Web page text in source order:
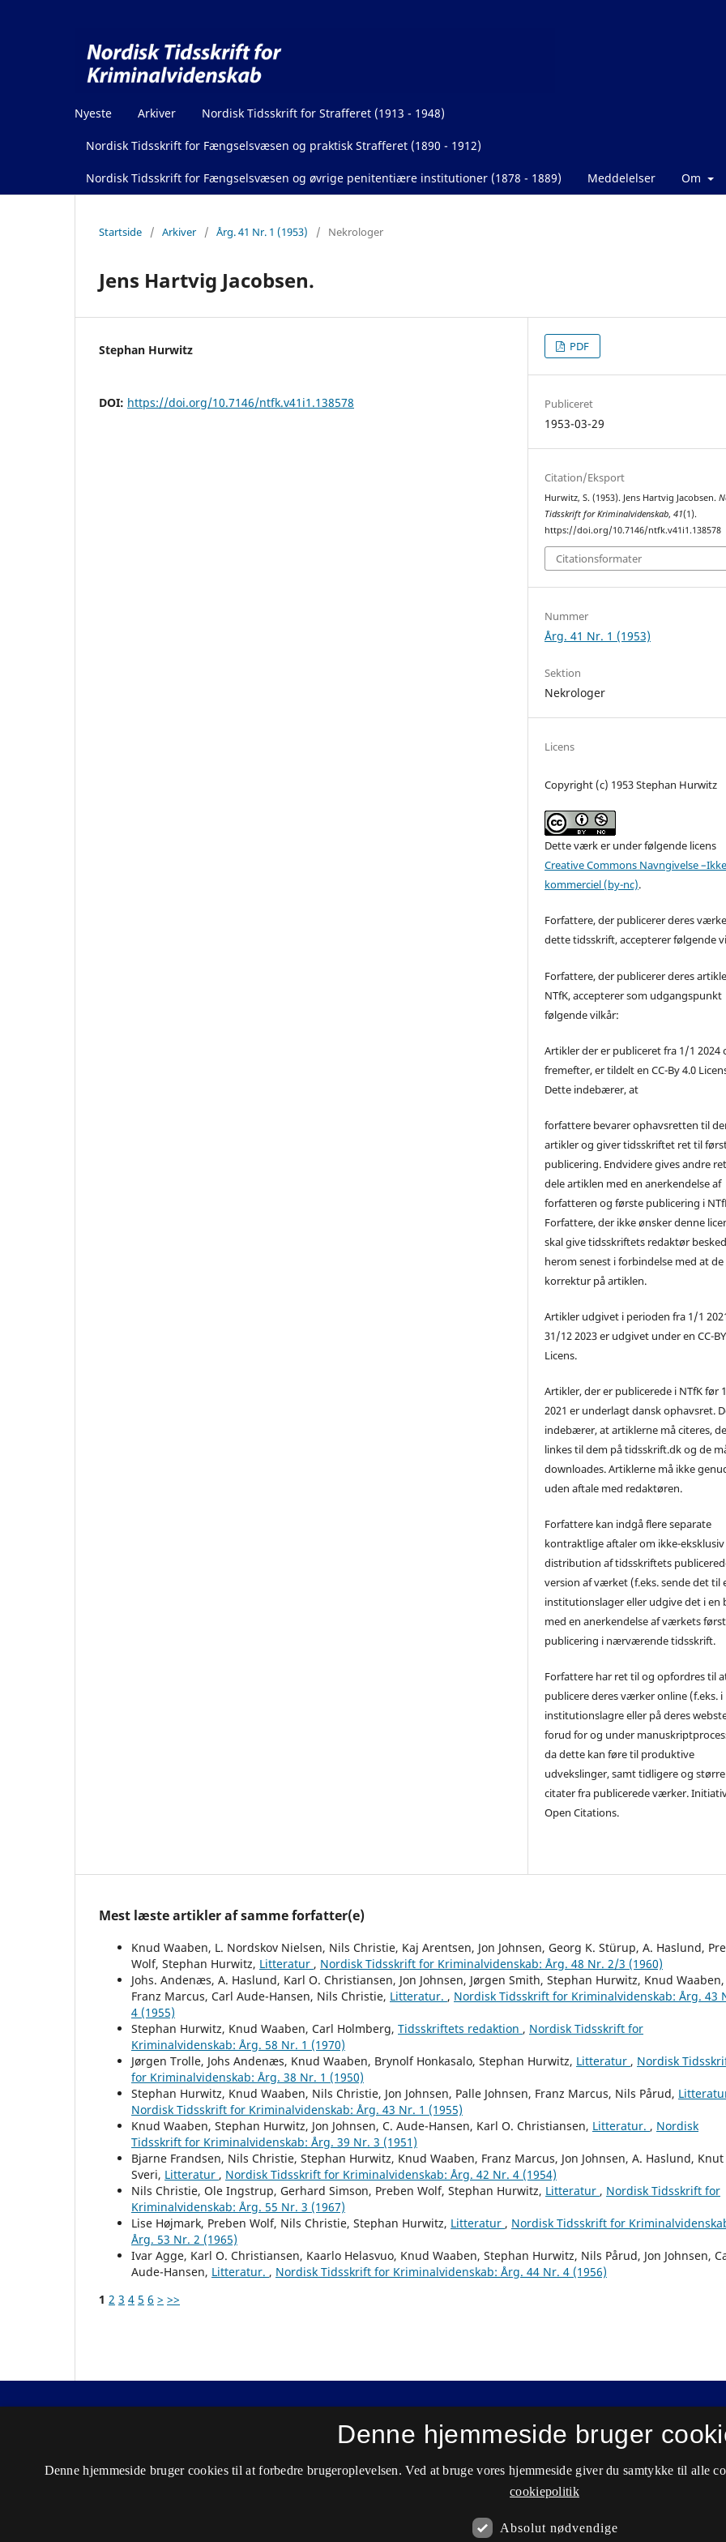
Nyeste Arkiver Nordisk Tidsskrift for Strafferet (1913 - 1948)
Nordisk Tidsskrift for Fængselsvæsen og praktisk Strafferet (1890 - 1912)
Nordisk Tidsskrift for Fængselsvæsen og øvrige penitentiære institutioner (1878 - 1889) Meddelelser Om
Startside / Arkiver / Årg. 41 Nr. 1 (1953) / Nekrologer
Jens Hartvig Jacobsen.
Stephan Hurwitz
DOI: https://doi.org/10.7146/ntfk.v41i1.138578
PDF
Publiceret
1953-03-29
Citation/Eksport
Hurwitz, S. (1953). Jens Hartvig Jacobsen.
Tidsskrift for Kriminalvidenskab,41(1).
https://doi.org/10.7146/ntfk.v41i1.138578
Citationsformater
Nummer
Årg. 41 Nr. 1 (1953)
Sektion
Nekrologer
Licens
Copyright (c) 1953 Stephan Hurwitz
Dette værk er under følgende licens
Creative Commons Navngivelse
kommerciel (by-nc).
Forfattere, der publicerer deres
dette tidsskrift, accepterer følgende
Forfattere, der publicerer deres
NTfK, accepterer som udgangspunkt
følgende vilkår:
Artikler der er publiceret fra 1/1 2024
fremefter, er tildelt en CC-By 4.0
Dette indebærer, at
forfattere bevarer ophavsretten til
artikler og giver tidsskriftet ret til
publicering. Endvidere gives andre
dele artiklen med en anerkendelse af
forfatteren og første publicering i
Forfattere, der ikke ønsker denne
skal give tidsskriftets redaktør besked
herom senest i forbindelse med at
korrektur på artiklen.
Artikler udgivet i perioden fra 1/1
31/12 2023 er udgivet under en CC-
Licens.
Artikler, der er publicerede i NTfK før
2021 er underlagt dansk ophavsret.
indebærer, at artiklerne må citeres,
linkes til dem på tidsskrift.dk og de
downloades. Artiklerne må ikke
uden aftale med redaktøren.
Forfattere kan indgå flere separate
kontraktlige aftaler om ikke-eksklusiv
distribution af tidsskriftets
version af værket (f.eks. sende det til
institutionslager eller udgive det i en
med en anerkendelse af værkets
publicering i nærværende tidsskrift.
Forfattere har ret til og opfordres til
publicere deres værker online (f.eks. i
institutionslagre eller på deres
forud for og under
da dette kan føre til produktive
udvekslinger, samt tidligere og større
citater fra publicerede værker.
Open Citations.
Mest læste artikler af samme forfatter(e)
Knud Waaben, L. Nordskov Nielsen, Nils Christie, Kaj Arentsen, Jon Johnsen, Georg K. Stürup, A. Haslund,
Wolf, Stephan Hurwitz, Litteratur , Nordisk Tidsskrift for Kriminalvidenskab: Årg. 48 Nr. 2/3 (1960)
Johs. Andenæs, A. Haslund, Karl O. Christiansen, Jon Johnsen, Jørgen Smith, Stephan Hurwitz, Knud Waaben,
Franz Marcus, Carl Aude-Hansen, Nils Christie, Litteratur. , Nordisk Tidsskrift for Kriminalvidenskab: Årg. 43
4 (1955)
Stephan Hurwitz, Knud Waaben, Carl Holmberg, Tidsskriftets redaktion , Nordisk Tidsskrift for
Kriminalvidenskab: Årg. 58 Nr. 1 (1970)
Jørgen Trolle, Johs Andenæs, Knud Waaben, Brynolf Honkasalo, Stephan Hurwitz, Litteratur , Nordisk
for Kriminalvidenskab: Årg. 38 Nr. 1 (1950)
Stephan Hurwitz, Knud Waaben, Nils Christie, Jon Johnsen, Palle Johnsen, Franz Marcus, Nils Pårud,
Nordisk Tidsskrift for Kriminalvidenskab: Årg. 43 Nr. 1 (1955)
Knud Waaben, Stephan Hurwitz, Jon Johnsen, C. Aude-Hansen, Karl O. Christiansen, Litteratur. , Nordisk
Tidsskrift for Kriminalvidenskab: Årg. 39 Nr. 3 (1951)
Bjarne Frandsen, Nils Christie, Stephan Hurwitz, Knud Waaben, Franz Marcus, Jon Johnsen, A. Haslund, Knut
Sveri, Litteratur , Nordisk Tidsskrift for Kriminalvidenskab: Årg. 42 Nr. 4 (1954)
Nils Christie, Ole Ingstrup, Gerhard Simson, Preben Wolf, Stephan Hurwitz, Litteratur , Nordisk Tidsskrift for
Kriminalvidenskab: Årg. 55 Nr. 3 (1967)
Lise Højmark, Preben Wolf, Nils Christie, Stephan Hurwitz, Litteratur , Nordisk Tidsskrift for
Årg. 53 Nr. 2 (1965)
Ivar Agge, Karl O. Christiansen, Kaarlo Helasvuo, Knud Waaben, Stephan Hurwitz, Nils Pårud, Jon Johnsen,
Aude-Hansen, Litteratur. , Nordisk Tidsskrift for Kriminalvidenskab: Årg. 44 Nr. 4 (1956)
1 2 3 4 5 6 > >>
Nordisk Tidsskrift for Kriminalvidenskab
ISSN 2446-3051 (Online)
Denne hjemmeside bruger
Denne hjemmeside bruger cookies til at forbedre brugeroplevelsen. Ved at bruge vores hjemmeside giver du samtykke til alle
cookiepolitik
Absolut nødvendige